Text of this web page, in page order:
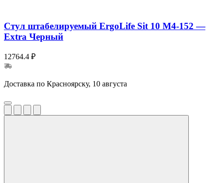
Стул штабелируемый ErgoLife Sit 10 M4-152 —
Extra Черный
12764.4 ₽
Доставка по Красноярску, 10 августа